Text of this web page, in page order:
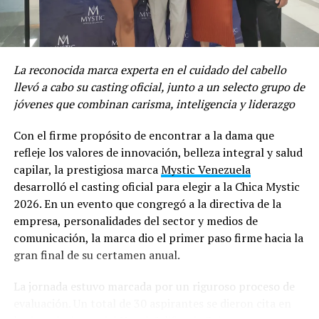
Lady Di Mosquera es Miss Grand Venezuela 2026
Como beneficio adicional, protegen de la llamada “luz
La reconocida marca experta en el cuidado del cabello
llevó a cabo su casting oficial, junto a un selecto grupo de
jóvenes que combinan carisma, inteligencia y liderazgo
Con el firme propósito de encontrar a la dama que
refleje los valores de innovación, belleza integral y salud
capilar, la prestigiosa marcaMystic Venezuela
desarrolló el casting oficial para elegir a la Chica Mystic
2026. En un evento que congregó a la directiva de la
empresa, personalidades del sector y medios de
comunicación, la marca dio el primer paso firme hacia la
gran final de su certamen anual.
La jornada estuvo marcada por un riguroso proceso de